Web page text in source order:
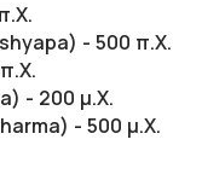
- 500 π.Χ.
- 200 μ.Χ.
- 500 μ.Χ.